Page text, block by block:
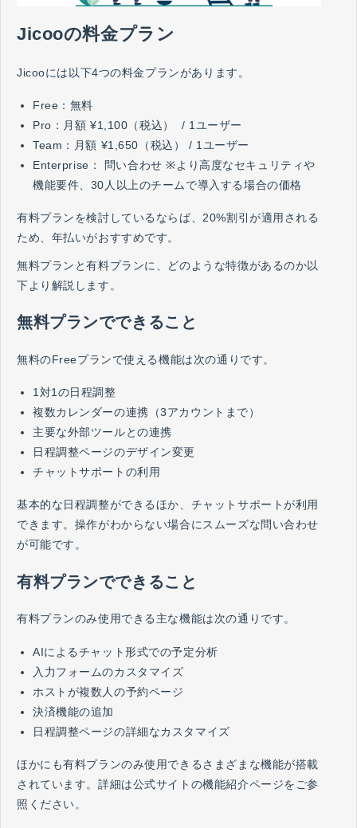
Jicooの料金プラン
Jicooには以下4つの料金プランがあります。
​​Free：無料
Pro：月額 ¥1,100（税込） / 1ユーザー
Team：月額 ¥1,650（税込） / 1ユーザー
Enterprise： 問い合わせ ※より高度なセキュリティや
機能要件、30人以上のチームで導入する場合の価格
有料プランを検討しているならば、20%割引が適用される
ため、年払いがおすすめです。
無料プランと有料プランに、どのような特徴があるのか以
下より解説します。
無料プランでできること
無料のFreeプランで使える機能は次の通りです。
1対1の日程調整
複数カレンダーの連携（3アカウントまで）
主要な外部ツールとの連携
日程調整ページのデザイン変更
チャットサポートの利用
基本的な日程調整ができるほか、チャットサポートが利用
できます。操作がわからない場合にスムーズな問い合わせ
が可能です。
有料プランでできること
有料プランのみ使用できる主な機能は次の通りです。
AIによるチャット形式での予定分析
入力フォームのカスタマイズ
ホストが複数人の予約ページ
決済機能の追加
日程調整ページの詳細なカスタマイズ
ほかにも有料プランのみ使用できるさまざまな機能が搭載
されています。詳細は公式サイトの機能紹介ページをご参
照ください。